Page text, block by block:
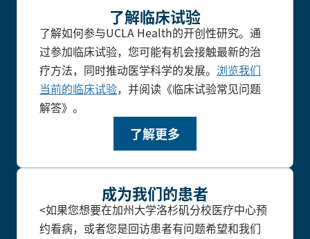
了解临床试验
了解如何参与UCLA Health的开创性研究。通
过参加临床试验，您可能有机会接触最新的治
疗方法，同时推动医学科学的发展。 浏览我们
当前的临床试验，并阅读《临床试验常见问题
解答》。
了解更多
成为我们的患者
<如果您想要在加州大学洛杉矶分校医疗中心预
约看病，或者您是回访患者有问题希望和我们